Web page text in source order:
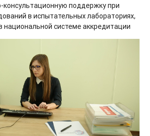
поддержку при
в испытательных лабораториях,
национальной системе аккредитации